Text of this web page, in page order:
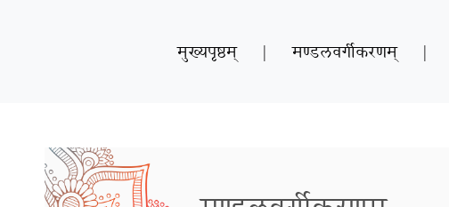
मुख्यपृष्ठम् | मण्डलवर्गीकरणम् |